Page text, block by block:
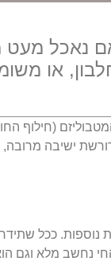
אם נאכל
או
(חילוף
ישיבה
נוספות. ככל
נחשב מלא וגם